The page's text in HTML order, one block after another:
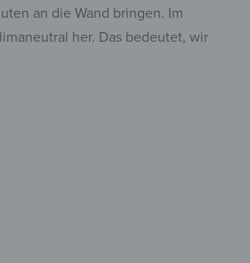
an die Wand bringen. Im
her. Das bedeutet, wir